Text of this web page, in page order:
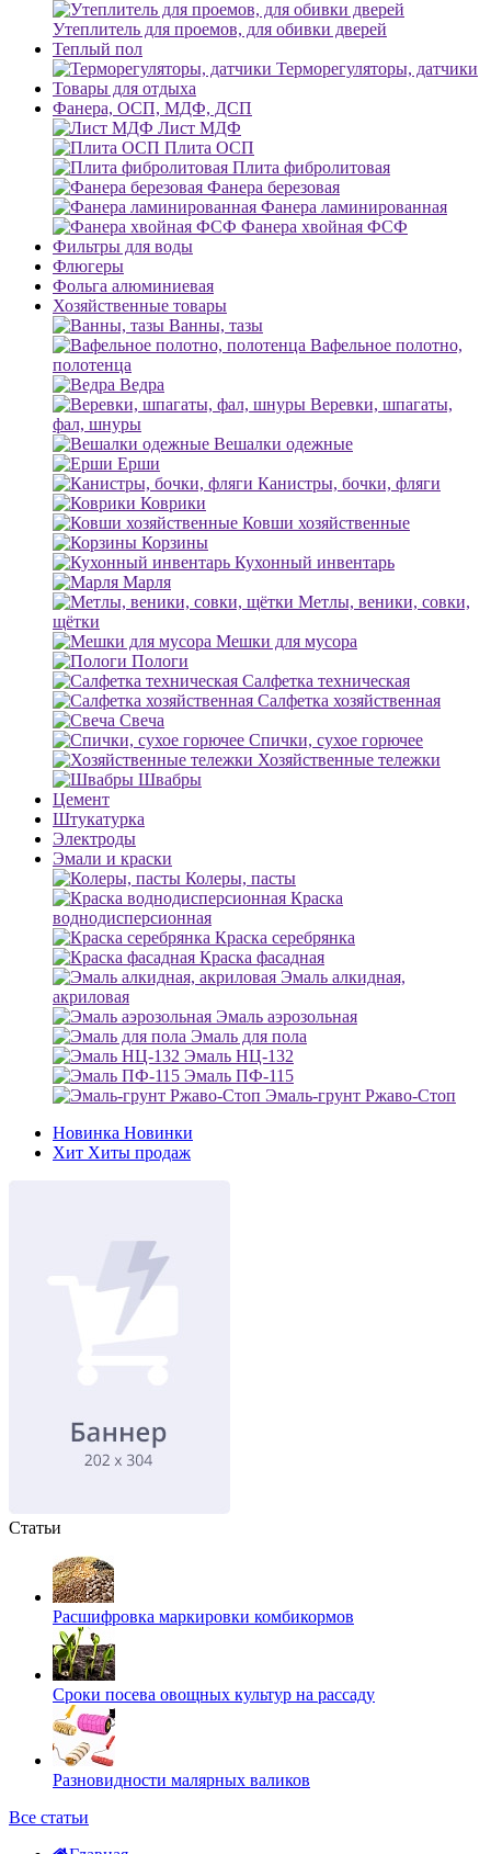
Утеплитель для проемов, для обивки дверей
Теплый пол
Терморегуляторы, датчики
Товары для отдыха
Фанера, ОСП, МДФ, ДСП
Лист МДФ
Плита ОСП
Плита фибролитовая
Фанера березовая
Фанера ламинированная
Фанера хвойная ФСФ
Фильтры для воды
Флюгеры
Фольга алюминиевая
Хозяйственные товары
Ванны, тазы
Вафельное полотно,
полотенца
Ведра
Веревки, шпагаты,
фал, шнуры
Вешалки одежные
Ерши
Канистры, бочки, фляги
Коврики
Ковши хозяйственные
Корзины
Кухонный инвентарь
Марля
Метлы, веники, совки,
щётки
Мешки для мусора
Пологи
Салфетка техническая
Салфетка хозяйственная
Свеча
Спички, сухое горючее
Хозяйственные тележки
Швабры
Цемент
Штукатурка
Электроды
Эмали и краски
Колеры, пасты
Краска
воднодисперсионная
Краска серебрянка
Краска фасадная
Эмаль алкидная,
акриловая
Эмаль аэрозольная
Эмаль для пола
Эмаль НЦ-132
Эмаль ПФ-115
Эмаль-грунт Ржаво-Стоп
Новинка Новинки
Хит Хиты продаж
Статьи
Расшифровка маркировки комбикормов
Сроки посева овощных культур на рассаду
Разновидности малярных валиков
Все статьи